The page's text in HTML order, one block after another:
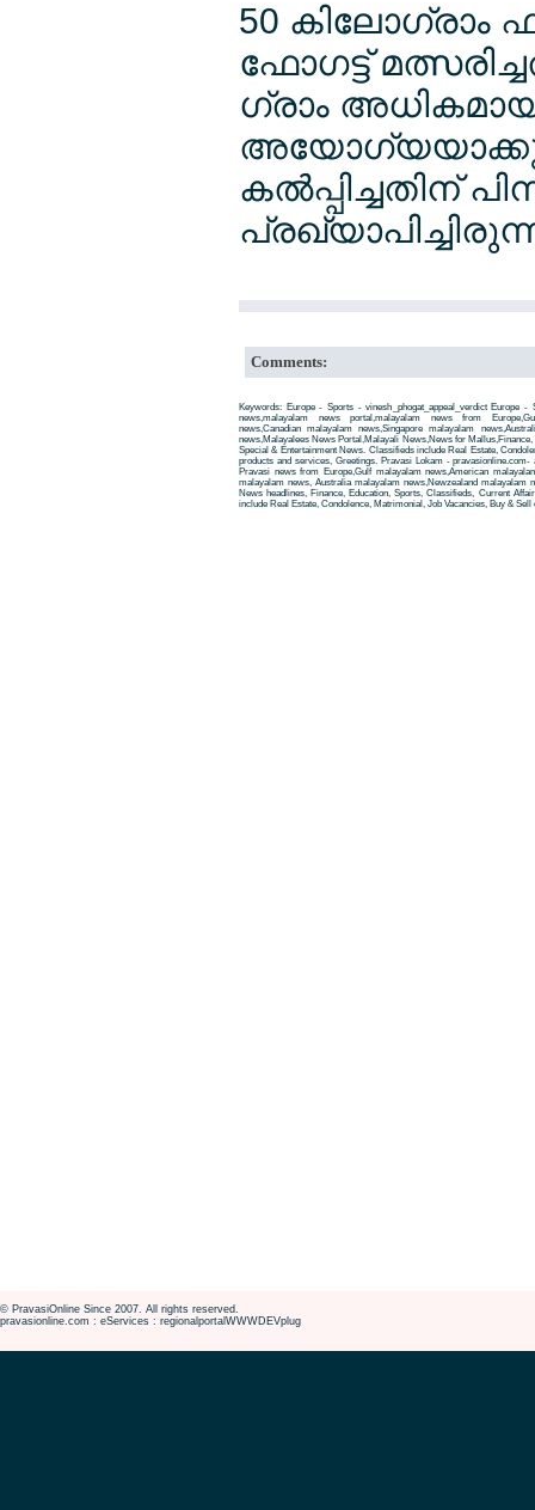
50
ഫോഗട്ട്
ഗ്രാം
കല്‍പ്പിച്ചതിന്
Comments:
Keywords: Europe - Sports - vinesh_phogat_appeal_verdict Europe -
news,malayalam news portal,malayalam news from
news,Canadian malayalam news,Singapore malayalam
news,Malayalees News Portal,Malayali News,News for
Special & Entertainment News. Classifieds include Real Estate,
products and services, Greetings. Pravasi Lokam -
Pravasi news from Europe,Gulf malayalam news,American
malayalam news, Australia malayalam news,Newzealand malayalam
News headlines, Finance, Education, Sports, Classifieds, Current
include Real Estate, Condolence, Matrimonial, Job Vacancies, Buy &
© PravasiOnline Since 2007. All rights reserved.
pravasionline.com : eServices : regionalportalWWWDEVplug